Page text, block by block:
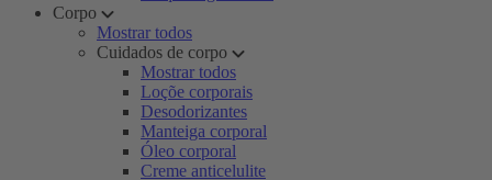
Corpo
Mostrar todos
Cuidados de corpo
Mostrar todos
Loçõe corporais
Desodorizantes
Manteiga corporal
Óleo corporal
Creme anticelulite